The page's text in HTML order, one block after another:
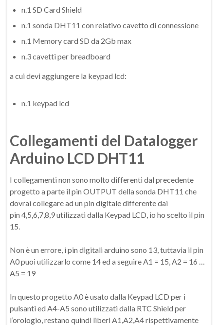
n.1 SD Card Shield
n.1 sonda DHT11 con relativo cavetto di connessione
n.1 Memory card SD da 2Gb max
n.3 cavetti per breadboard
a cui devi aggiungere la keypad lcd:
n.1 keypad lcd
Collegamenti del Datalogger
Arduino LCD DHT11
I collegamenti non sono molto differenti dal precedente
progetto a parte il pin OUTPUT della sonda DHT11 che
dovrai collegare ad un pin digitale differente dai
pin 4,5,6,7,8,9 utilizzati dalla Keypad LCD, io ho scelto il pin
15.
Non è un errore, i pin digitali arduino sono 13, tuttavia il pin
A0 puoi utilizzarlo come 14 ed a seguire A1 = 15, A2 = 16 …
A5 = 19
In questo progetto A0 è usato dalla Keypad LCD per i
pulsanti ed A4-A5 sono utilizzati dalla RTC Shield per
l’orologio, restano quindi liberi A1,A2,A4 rispettivamente